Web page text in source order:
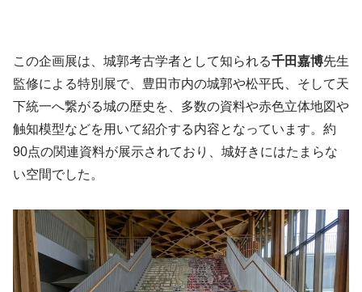
この企画展は、城郭考古学者として知られる千田嘉博先生
監修による特別展で、豊田市内の城郭や松平氏、そして天
下統一へ繋がる城の歴史を、多数の資料や赤色立体地図や
触知模型などを用いて紹介する内容となっています。約
90点の関連資料が展示されており、城好きにはたまらな
い空間でした。